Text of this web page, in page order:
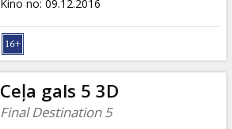
Kino no: 09.12.2016
Ceļa gals 5 3D
Final Destination 5